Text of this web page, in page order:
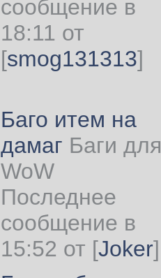
сообщение в
18:11 от
[smog131313]
Баго итем на
дамаг Баги для
WoW
Последнее
сообщение в
15:52 от [Joker]